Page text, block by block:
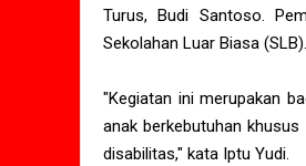
Turus, Budi Santoso.
Sekolahan Luar Biasa (SLB).
"Kegiatan ini merupakan
anak berkebutuhan
disabilitas," kata Iptu Yudi.